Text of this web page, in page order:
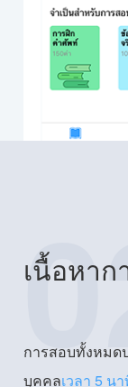
เนื้อหาก
การสอบทั้งหมด
บุคคลเวลา 5 น